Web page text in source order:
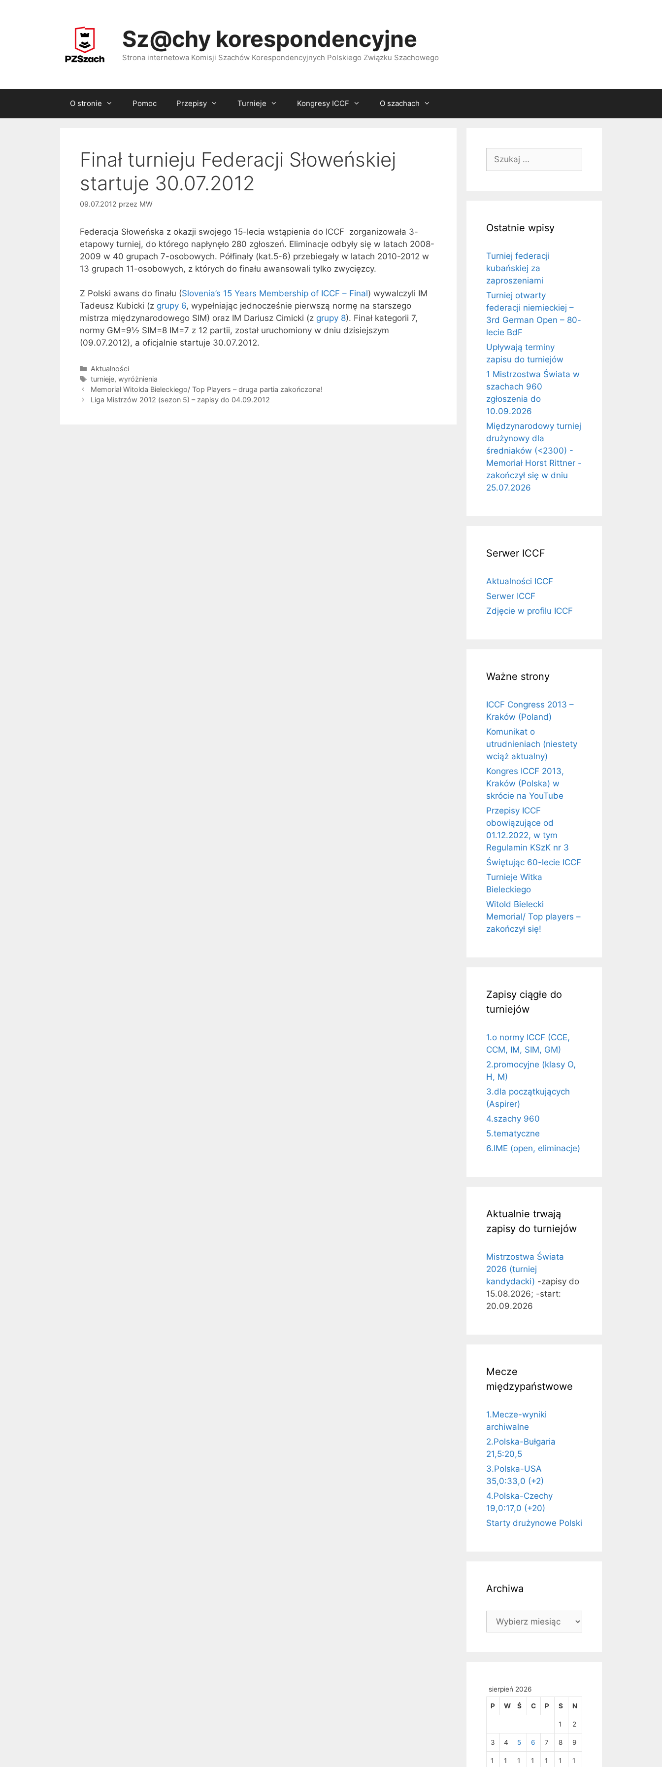
Sz@chy korespondencyjne
Strona internetowa Komisji Szachów Korespondencyjnych Polskiego Związku Szachowego
O stronie Pomoc Przepisy Turnieje Kongresy ICCF O szachach
Finał turnieju Federacji Słoweńskiej
startuje 30.07.2012
09.07.2012 przez MW
Federacja Słoweńska z okazji swojego 15-lecia wstąpienia do ICCF zorganizowała 3-
etapowy turniej, do którego napłynęło 280 zgłoszeń. Eliminacje odbyły się w latach 2008-
2009 w 40 grupach 7-osobowych. Półfinały (kat.5-6) przebiegały w latach 2010-2012 w
13 grupach 11-osobowych, z których do finału awansowali tylko zwycięzcy.
Z Polski awans do finału (Slovenia’s 15 Years Membership of ICCF – Final) wywalczyli IM
Tadeusz Kubicki (z grupy 6, wypełniając jednocześnie pierwszą normę na starszego
mistrza międzynarodowego SIM) oraz IM Dariusz Cimicki (z grupy 8). Finał kategorii 7,
normy GM=9½ SIM=8 IM=7 z 12 partii, został uruchomiony w dniu dzisiejszym
(09.07.2012), a oficjalnie startuje 30.07.2012.
Kategorie
Aktualności
Tagi
turnieje, wyróżnienia
Memoriał Witolda Bieleckiego/ Top Players – druga partia zakończona!
Liga Mistrzów 2012 (sezon 5) – zapisy do 04.09.2012
Ostatnie wpisy
Turniej federacji
kubańskiej za
zaproszeniami
Turniej otwarty
federacji niemieckiej –
3rd German Open – 80-
lecie BdF
Upływają terminy
zapisu do turniejów
1 Mistrzostwa Świata w
szachach 960
zgłoszenia do
10.09.2026
Międzynarodowy turniej
drużynowy dla
średniaków (<2300) -
Memoriał Horst Rittner -
zakończył się w dniu
25.07.2026
Serwer ICCF
Aktualności ICCF
Serwer ICCF
Zdjęcie w profilu ICCF
Ważne strony
ICCF Congress 2013 –
Kraków (Poland)
Komunikat o
utrudnieniach (niestety
wciąż aktualny)
Kongres ICCF 2013,
Kraków (Polska) w
skrócie na YouTube
Przepisy ICCF
obowiązujące od
01.12.2022, w tym
Regulamin KSzK nr 3
Świętując 60-lecie ICCF
Turnieje Witka
Bieleckiego
Witold Bielecki
Memorial/ Top players –
zakończył się!
Zapisy ciągłe do
turniejów
1.o normy ICCF (CCE,
CCM, IM, SIM, GM)
2.promocyjne (klasy O,
H, M)
3.dla początkujących
(Aspirer)
4.szachy 960
5.tematyczne
6.IME (open, eliminacje)
Aktualnie trwają
zapisy do turniejów
Mistrzostwa Świata
2026 (turniej
kandydacki) -zapisy do
15.08.2026; -start:
20.09.2026
Mecze
międzypaństwowe
1.Mecze-wyniki
archiwalne
2.Polska-Bułgaria
21,5:20,5
3.Polska-USA
35,0:33,0 (+2)
4.Polska-Czechy
19,0:17,0 (+20)
Starty drużynowe Polski
Archiwa
Archiwa
sierpień 2026
P W Ś C P S N
1 2
3 4 5 6 7 8 9
1
1
1
1
1
1
1